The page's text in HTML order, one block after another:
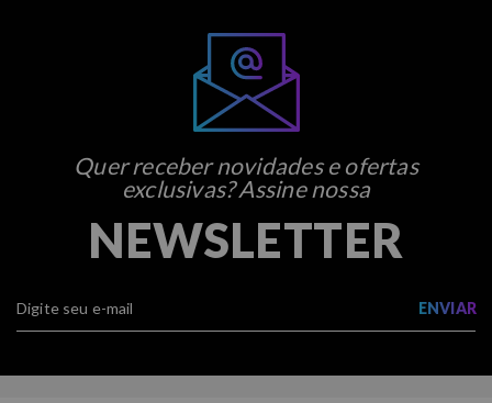
Quer receber novidades e ofertas
exclusivas? Assine nossa
NEWSLETTER
ENVIAR